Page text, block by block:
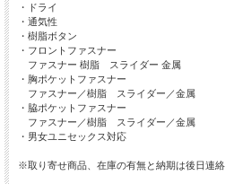
・ドライ
・通気性
・樹脂ボタン
・フロントファスナー
ファスナー 樹脂 スライダー 金属
・胸ポケットファスナー
ファスナー／樹脂 スライダー／金属
・脇ポケットファスナー
ファスナー／樹脂 スライダー／金属
・男女ユニセックス対応
※取り寄せ商品、在庫の有無と納期は後日連絡